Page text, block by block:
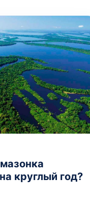
круглый год?